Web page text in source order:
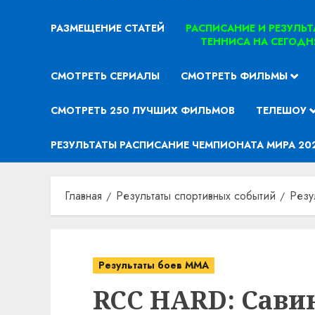
РАЗМЕЩЕНИЕ СТАТЕЙ
РАСПИСАНИЕ И
ТЕННИСА НА
СМОТРЕТЬ СЕРИАЛЫ СМОТРЕТЬ ФИЛЬМЫ
СМОТРЕТЬ 250 ЛУЧШИХ ФИЛЬМОВ ТЕЛЕШОУ
РЕЗУЛЬТАТЫ РАСПИСАНИЕ ЧЕМПИОНАТА МИРА
Главная Результаты спортивных событий
Результаты боев MMA
RCC HARD: